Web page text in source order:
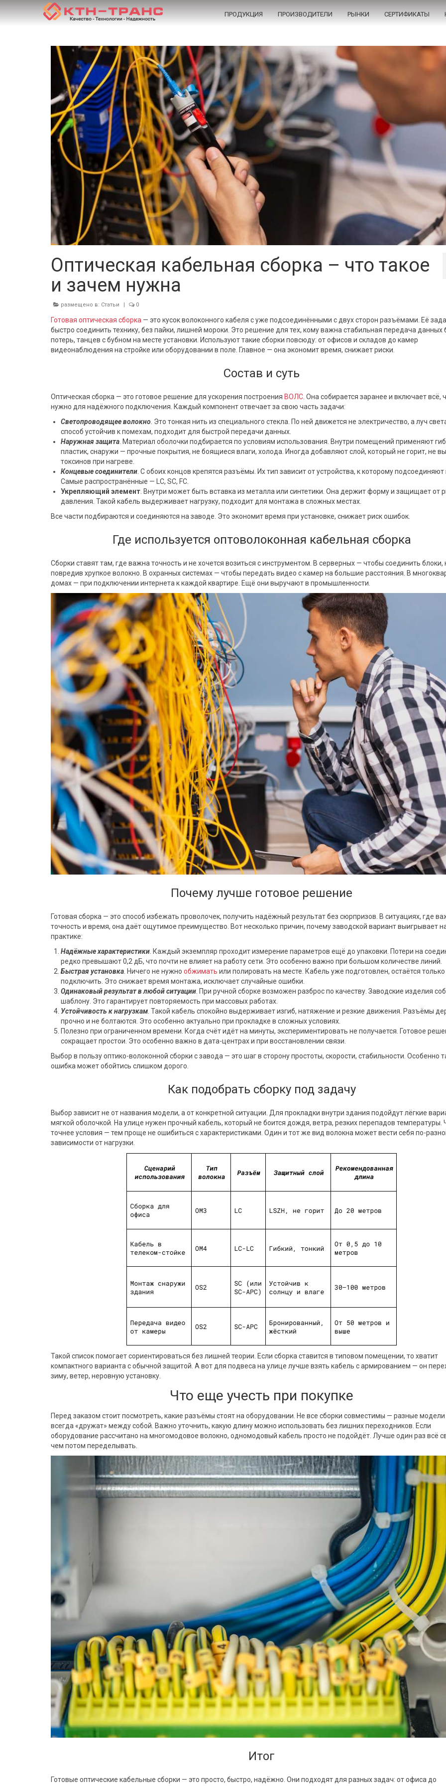
ПРОДУКЦИЯ ПРОИЗВОДИТЕЛИ РЫНКИ СЕРТИФИКАТЫ
Оптическая кабельная сборка – что такое
и зачем нужна
размещено в: Статьи 0
Готовая оптическая сборка — это кусок волоконного кабеля с уже подсоединёнными с двух сторон разъёмами. Её
быстро соединить технику, без пайки, лишней мороки. Это решение для тех, кому важна стабильная передача данных
потерь, танцев с бубном на месте установки. Используют такие сборки повсюду: от офисов и складов до камер
видеонаблюдения на стройке или оборудовании в поле. Главное — она экономит время, снижает риски.
Состав и суть
Оптическая сборка — это готовое решение для ускорения построения ВОЛС . Она собирается заранее и включает всё,
нужно для надёжного подключения. Каждый компонент отвечает за свою часть задачи:
Светопроводящее волокно . Это тонкая нить из специального стекла. По ней движется не электричество, а луч
способ устойчив к помехам, подходит для быстрой передачи данных.
Наружная защита . Материал оболочки подбирается по условиям использования. Внутри помещений применяют
пластик, снаружи — прочные покрытия, не боящиеся влаги, холода. Иногда добавляют слой, который не горит, не
токсинов при нагреве.
Концевые соединители . С обоих концов крепятся разъёмы. Их тип зависит от устройства, к которому подсоединяют
Самые распространённые — LC, SC, FC.
Укрепляющий элемент . Внутри может быть вставка из металла или синтетики. Она держит форму и защищает от
давления. Такой кабель выдерживает нагрузку, подходит для монтажа в сложных местах.
Все части подбираются и соединяются на заводе. Это экономит время при установке, снижает риск ошибок.
Где используется оптоволоконная кабельная сборка
Сборки ставят там, где важна точность и не хочется возиться с инструментом. В серверных — чтобы соединить блоки,
повредив хрупкое волокно. В охранных системах — чтобы передать видео с камер на большие расстояния. В
домах — при подключении интернета к каждой квартире. Ещё они выручают в промышленности.
Почему лучше готовое решение
Готовая сборка — это способ избежать проволочек, получить надёжный результат без сюрпризов. В ситуациях, где
точность и время, она даёт ощутимое преимущество. Вот несколько причин, почему заводской вариант выигрывает
практике:
Надёжные характеристики. Каждый экземпляр проходит измерение параметров ещё до упаковки. Потери на
редко превышают 0,2 дБ, что почти не влияет на работу сети. Это особенно важно при большом количестве линий.
Быстрая установка. Ничего не нужно обжимать или полировать на месте. Кабель уже подготовлен, остаётся только
подключить. Это снижает время монтажа, исключает случайные ошибки.
Одинаковый результат в любой ситуации. При ручной сборке возможен разброс по качеству. Заводские изделия
шаблону. Это гарантирует повторяемость при массовых работах.
Устойчивость к нагрузкам. Такой кабель спокойно выдерживает изгиб, натяжение и резкие движения. Разъёмы
прочно и не болтаются. Это особенно актуально при прокладке в сложных условиях.
Полезно при ограниченном времени. Когда счёт идёт на минуты, экспериментировать не получается. Готовое
сокращает простои. Это особенно важно в дата-центрах и при восстановлении связи.
Выбор в пользу оптико-волоконной сборки с завода — это шаг в сторону простоты, скорости, стабильности. Особенно
ошибка может обойтись слишком дорого.
Как подобрать сборку под задачу
Выбор зависит не от названия модели, а от конкретной ситуации. Для прокладки внутри здания подойдут лёгкие
мягкой оболочкой. На улице нужен прочный кабель, который не боится дождя, ветра, резких перепадов температуры.
точнее условия — тем проще не ошибиться с характеристиками. Один и тот же вид волокна может вести себя по-
зависимости от нагрузки.
Такой список помогает сориентироваться без лишней теории. Если сборка ставится в типовом помещении, то хватит
компактного варианта с обычной защитой. А вот для подвеса на улице лучше взять кабель с армированием — он
зиму, ветер, неровную установку.
Что еще учесть при покупке
Перед заказом стоит посмотреть, какие разъёмы стоят на оборудовании. Не все сборки совместимы — разные модели
всегда «дружат» между собой. Важно уточнить, какую длину можно использовать без лишних переходников. Если
оборудование рассчитано на многомодовое волокно, одномодовый кабель просто не подойдёт. Лучше один раз всё
чем потом переделывать.
Итог
Готовые оптические кабельные сборки — это просто, быстро, надёжно. Они подходят для разных задач: от офиса до